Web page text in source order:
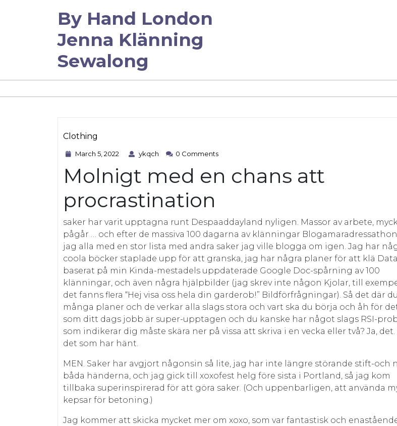
By Hand London
Jenna Klänning
Sewalong
Clothing
Category
March 5, 2022
March
2022
ykqch ykqch0 Comments
Molnigt med en chans att
procrastination
saker har varit upptagna runt Despaaddayland nyligen. Massor av arbete,
pågår … och efter de massiva 100 dagarna av klänningar
jag alla med en stor lista med andra saker jag ville blogga om igen. Jag har
coola böcker staplade upp för att granska, jag har några planer för att klä
baserat på min Kinda-mestadels uppdaterade Google Doc-spårning av 100
klänningar, och även några hjälpbilder (jag skrev inte någon Kjolar, till
det fanns flera “Hej visa oss hela din garderob!” Bildförfrågningar). Så det där
många planer och de verkar alla slags stora och vart ska du börja och åh för
som ditt dags jobb är super-upptagen och du kanske har något slags RSI-
som indikerar dig måste skära ner på vissa att skriva i en vecka eller två? Ja,
det som har hänt.
MEN. Saker har avgjort någonsin så lite, jag har inte längre störande stift-och
båda händerna, och jag gick till xoxofest helg före sista i Portland, så jag kom
tillbaka superinspirerad för att göra saker. (Och uppenbarligen, att använda
kepsar för betoning.)
Jag kommer att skicka mycket mer om xoxo, som var fantastisk och